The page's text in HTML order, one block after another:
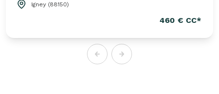
Igney (88150)
460 € CC*